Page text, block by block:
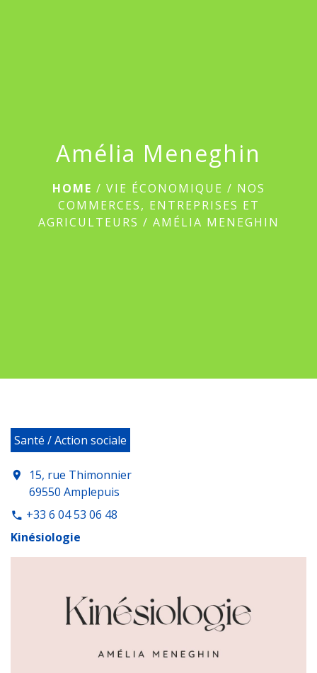
Amélia Meneghin
HOME / VIE ÉCONOMIQUE / NOS
COMMERCES, ENTREPRISES ET
AGRICULTEURS / AMÉLIA MENEGHIN
Santé / Action sociale
location_on
15, rue Thimonnier
69550 Amplepuis
phone +33 6 04 53 06 48
Kinésiologie